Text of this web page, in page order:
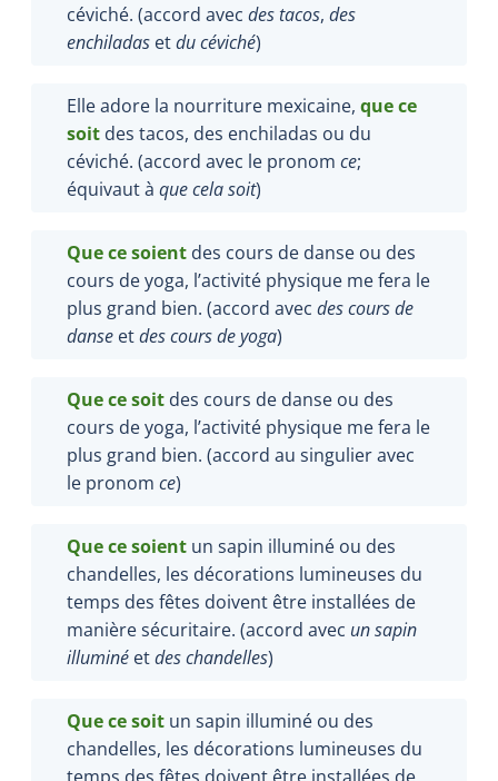
céviché. (accord avec des tacos, des
enchiladas etdu céviché)
Elle adore la nourriture mexicaine, quece
soit des tacos, des enchiladas ou du
céviché. (accord avec le pronom ce;
équivaut à que cela soit)
Que ce soient des cours de danse ou des
cours de yoga, l’activité physique me fera le
plus grand bien. (accord avec des cours de
danse etdes cours de yoga)
Que ce soit des cours de danse ou des
cours de yoga, l’activité physique me fera le
plus grand bien. (accord au singulier avec
le pronom ce)
Que ce soient un sapin illuminé ou des
chandelles, les décorations lumineuses du
temps des fêtes doivent être installées de
manière sécuritaire. (accord avec un sapin
illuminé etdes chandelles)
Que ce soit un sapin illuminé ou des
chandelles, les décorations lumineuses du
temps des fêtes doivent être installées de